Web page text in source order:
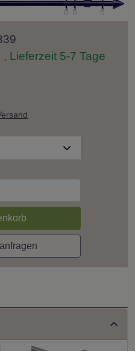
Lieferzeit 5-7 Tage